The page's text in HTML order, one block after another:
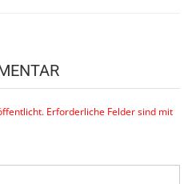
Erforderliche Felder sind mit